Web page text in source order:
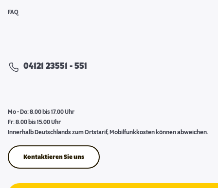
FAQ
04121 23551 - 551
Mo - Do: 8.00 bis 17.00 Uhr
Fr: 8.00 bis 15.00 Uhr
Innerhalb Deutschlands zum Ortstarif, Mobilfunkkosten können abweichen.
Kontaktieren Sie uns